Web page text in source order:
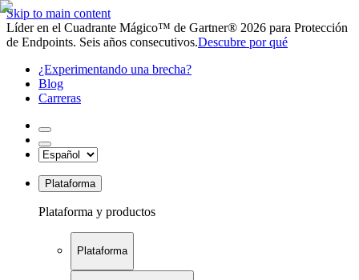
Skip to main content
Líder en el Cuadrante Mágico™ de Gartner® 2026 para Protección
de Endpoints. Seis años consecutivos.Descubre por qué
¿Experimentando una brecha?
Blog
Carreras
Plataforma
Plataforma y productos
Plataforma